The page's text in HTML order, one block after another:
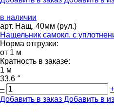
в наличии
арт. Нащ. 40мм (рул.)
Нащельник самокл. с
Норма отгрузки:
от 1 м
Кратность в заказе:
1 м
33.6 "
–
+
Добавить в заказ Добавить в